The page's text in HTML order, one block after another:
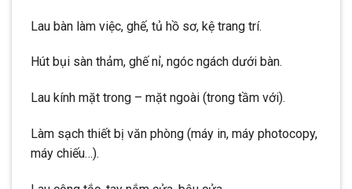
Lau bàn làm việc, ghế, tủ hồ sơ, kệ trang trí.
Hút bụi sàn thảm, ghế nỉ, ngóc ngách dưới bàn.
Lau kính mặt trong – mặt ngoài (trong tầm với).
Làm sạch thiết bị văn phòng (máy in, máy photocopy,
máy chiếu…).